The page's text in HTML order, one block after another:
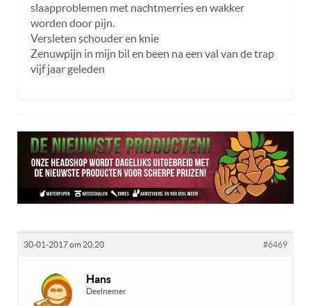
slaapproblemen met nachtmerries en wakker
worden door pijn.
Versleten schouder en knie
Zenuwpijn in mijn bil en been na een val van de trap
vijf jaar geleden
30-01-2017 om 20:20 #6469
Hans
Deelnemer